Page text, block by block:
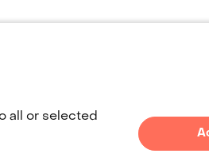
all or selected